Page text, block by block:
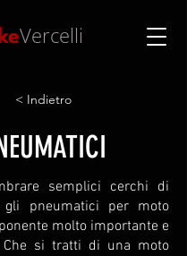
Vercelli
< Indietro
semplici cerchi di
gli pneumatici per moto
molto importante e
Che si tratti di una moto